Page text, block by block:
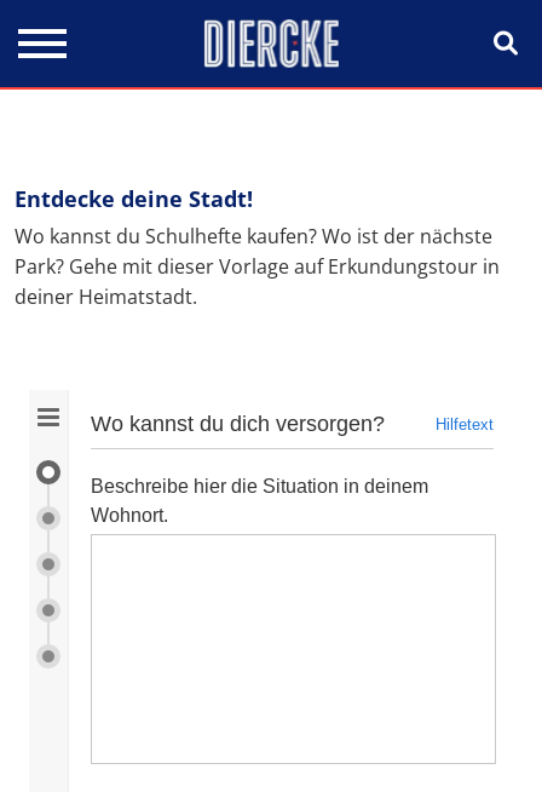
Entdecke deine Stadt!
Wo kannst du Schulhefte kaufen? Wo ist der nächste
Park? Gehe mit dieser Vorlage auf Erkundungstour in
deiner Heimatstadt.